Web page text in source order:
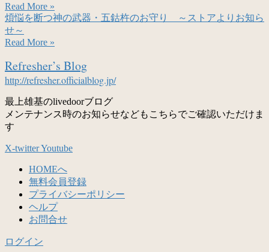
Read More »
煩悩を断つ神の武器・五鈷杵のお守り ～ストアよりお知ら
せ～
Read More »
Refresher’s Blog
http://refresher.officialblog.jp/
最上雄基のlivedoorブログ
メンテナンス時のお知らせなどもこちらでご確認いただけま
す
X-twitterYoutube
HOMEへ
無料会員登録
プライバシーポリシー
ヘルプ
お問合せ
ログイン